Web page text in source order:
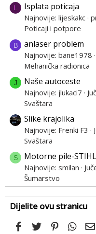
L Isplata poticaja
Najnovije: lijeskakc
Poticaji i potpore
B anlaser problem
Najnovije: bane1978
Mehanička radionica
J Naše autoceste
Najnovije: jlukaci7
Svaštara
Slike krajolika
Najnovije: Frenki F3
Svaštara
S Motorne pile-
Najnovije: smilan
Šumarstvo
Dijelite ovu stranicu
FacebookTwitterPinterest